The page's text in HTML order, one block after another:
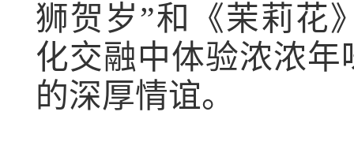
狮贺岁”和《茉莉花
化交融中体验浓浓年
的深厚情谊。